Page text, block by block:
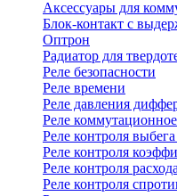
Аксессуары для
Блок-контакт с
Оптрон
Радиатор для
Реле безопасности
Реле времени
Реле давления
Реле коммутационное
Реле контроля
Реле контроля
Реле контроля расхода
Реле контроля